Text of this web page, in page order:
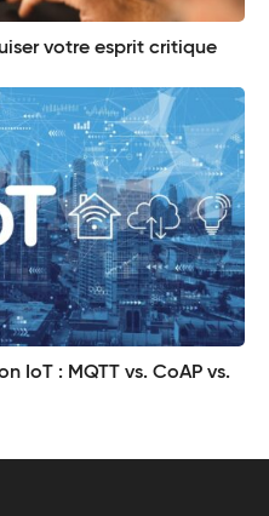
votre esprit critique
IoT : MQTT vs. CoAP vs.